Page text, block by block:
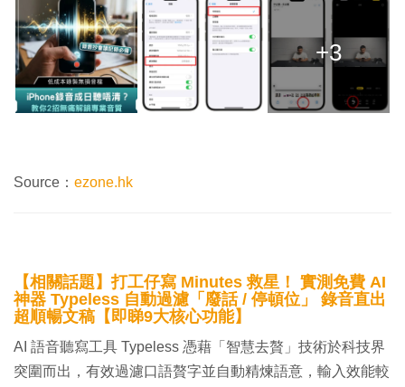
+3
Source： ezone.hk
【相關話題】打工仔寫 Minutes 救星！ 實測免費 AI
神器 Typeless 自動過濾「廢話 / 停頓位」 錄音直出
超順暢文稿【即睇9大核心功能】
AI 語音聽寫工具 Typeless 憑藉「智慧去贅」技術於科技界
突圍而出，有效過濾口語贅字並自動精煉語意，輸入效能較